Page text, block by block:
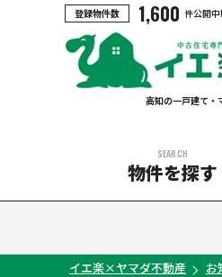
登録物件数 1,600 件公開中!
高知の一戸建て・
SEARCH
物件を探す
中古一戸建て
中古マンション
土地
新築一戸建て
イエ楽×ヤマダ不動産 お